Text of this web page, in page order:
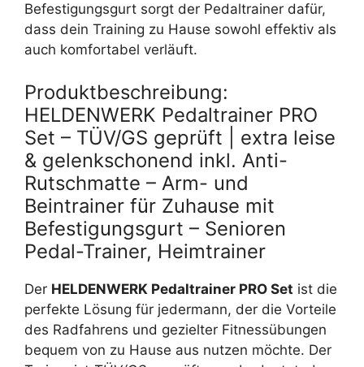
Befestigungsgurt sorgt der Pedaltrainer dafür,
dass dein Training zu Hause sowohl effektiv als
auch komfortabel verläuft.
Produktbeschreibung:
HELDENWERK Pedaltrainer PRO
Set – TÜV/GS geprüft | extra leise
& gelenkschonend inkl. Anti-
Rutschmatte – Arm- und
Beintrainer für Zuhause mit
Befestigungsgurt – Senioren
Pedal-Trainer, Heimtrainer
Der HELDENWERK Pedaltrainer PRO Set ist die
perfekte Lösung für jedermann, der die Vorteile
des Radfahrens und gezielter Fitnessübungen
bequem von zu Hause aus nutzen möchte. Der